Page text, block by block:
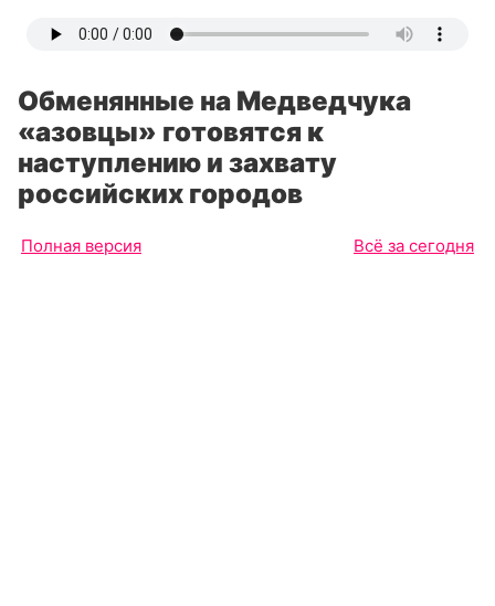
Обменянные на Медведчука
«азовцы» готовятся к
наступлению и захвату
российских городов
Полная версия Всё за сегодня